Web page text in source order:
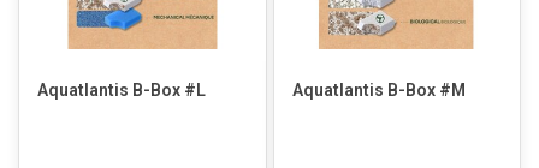
Aquatlantis B-Box #L Aquatlantis B-Box #M